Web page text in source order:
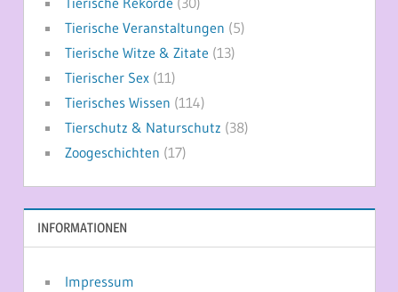
Tierische Veranstaltungen (5)
Tierische Witze & Zitate (13)
Tierischer Sex(11)
Tierisches Wissen (114)
Tierschutz & Naturschutz (38)
Zoogeschichten (17)
INFORMATIONEN
Impressum